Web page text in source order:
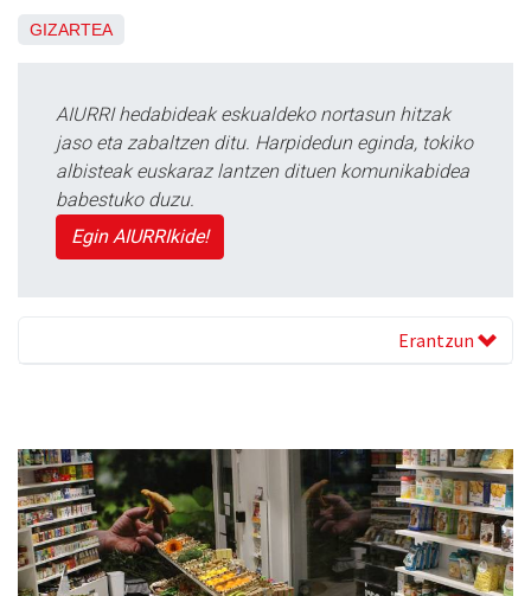
GIZARTEA
AIURRI hedabideak eskualdeko nortasun hitzak
jaso eta zabaltzen ditu. Harpidedun eginda, tokiko
albisteak euskaraz lantzen dituen komunikabidea
babestuko duzu.
Egin AIURRIkide!
Erantzun